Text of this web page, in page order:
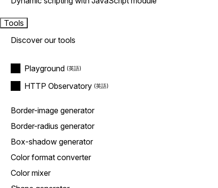
Tools
Discover our tools
Playground
HTTP Observatory
Border-image generator
Border-radius generator
Box-shadow generator
Color format converter
Color mixer